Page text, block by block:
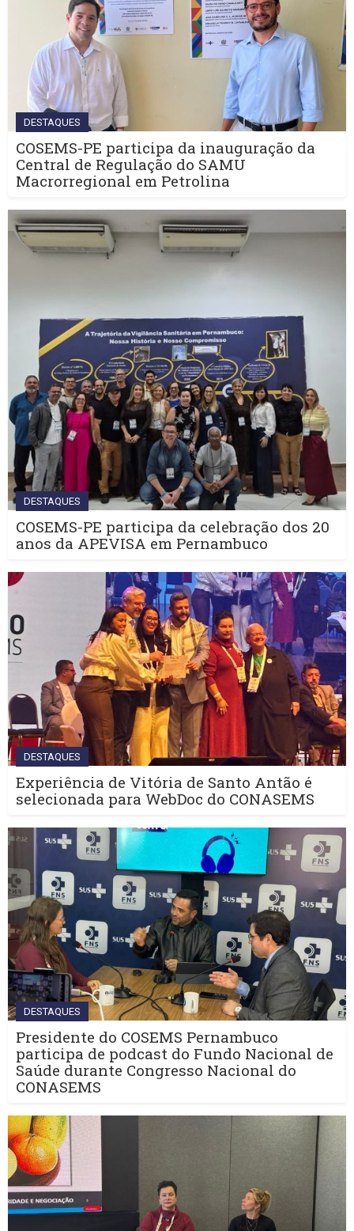
DESTAQUES
COSEMS-PE participa da inauguração da
Central de Regulação do SAMU
Macrorregional em Petrolina
DESTAQUES
COSEMS-PE participa da celebração dos 20
anos da APEVISA em Pernambuco
DESTAQUES
Experiência de Vitória de Santo Antão é
selecionada para WebDoc do CONASEMS
DESTAQUES
Presidente do COSEMS Pernambuco
participa de podcast do Fundo Nacional de
Saúde durante Congresso Nacional do
CONASEMS